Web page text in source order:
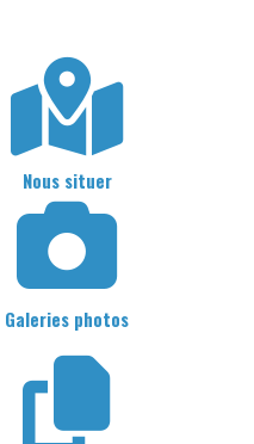
Nous situer
Galeries photos